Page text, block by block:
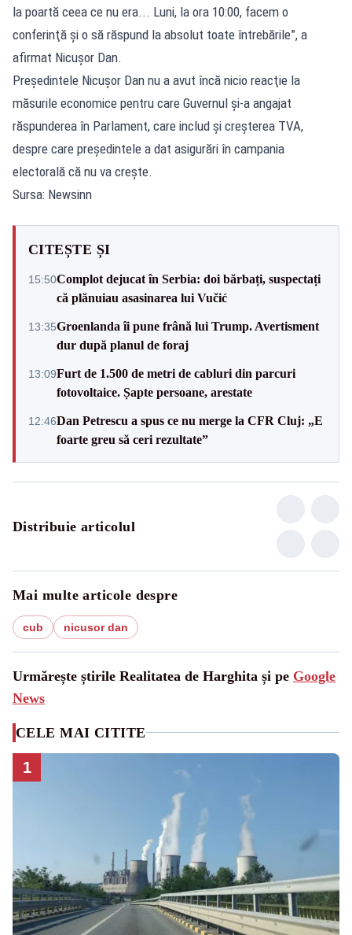
la poartă ceea ce nu era... Luni, la ora 10:00, facem o
conferinţă şi o să răspund la absolut toate întrebările”, a
afirmat Nicuşor Dan.
Preşedintele Nicuşor Dan nu a avut încă nicio reacţie la
măsurile economice pentru care Guvernul şi-a angajat
răspunderea în Parlament, care includ şi creşterea TVA,
despre care preşedintele a dat asigurări în campania
electorală că nu va creşte.
Sursa: Newsinn
CITEȘTE ȘI
15:50Complot dejucat în Serbia: doi bărbați, suspectați
că plănuiau asasinarea lui Vučić
13:35Groenlanda îi pune frână lui Trump. Avertisment
dur după planul de foraj
13:09Furt de 1.500 de metri de cabluri din parcuri
fotovoltaice. Șapte persoane, arestate
12:46Dan Petrescu a spus ce nu merge la CFR Cluj: „E
foarte greu să ceri rezultate”
Distribuie articolul
Mai multe articole despre
cub nicusor dan
Urmărește știrile Realitatea de Harghita și pe Google
News
CELE MAI CITITE
1